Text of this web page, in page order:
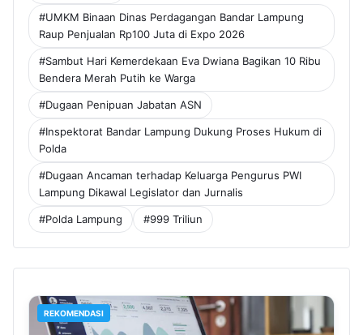
#UMKM Binaan Dinas Perdagangan Bandar Lampung
Raup Penjualan Rp100 Juta di Expo 2026
#Sambut Hari Kemerdekaan Eva Dwiana Bagikan 10 Ribu
Bendera Merah Putih ke Warga
#Dugaan Penipuan Jabatan ASN
#Inspektorat Bandar Lampung Dukung Proses Hukum di
Polda
#Dugaan Ancaman terhadap Keluarga Pengurus PWI
Lampung Dikawal Legislator dan Jurnalis
#Polda Lampung #999 Triliun
REKOMENDASI